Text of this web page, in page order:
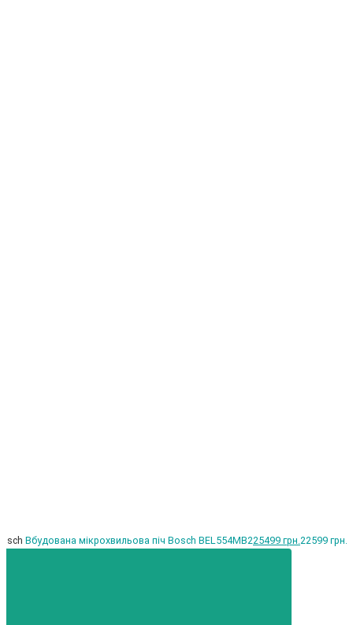
Вбудована мікрохвильова піч Bosch BEL554MB225499 грн.22599 грн.